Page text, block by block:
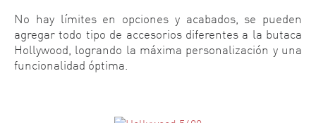
No hay límites en opciones y acabados, se pueden
agregar todo tipo de accesorios diferentes a la butaca
Hollywood, logrando la máxima personalización y una
funcionalidad óptima.